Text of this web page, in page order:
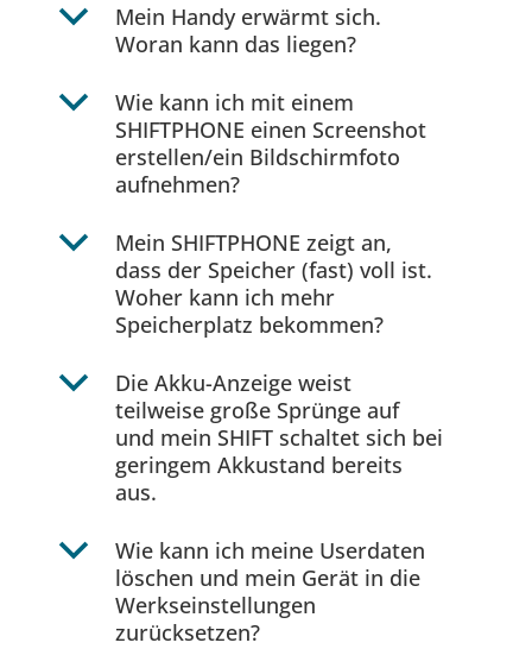
b
Mein Handy erwärmt sich.
Woran kann das liegen?
b
Wie kann ich mit einem
SHIFTPHONE einen Screenshot
erstellen/ein Bildschirmfoto
aufnehmen?
b
Mein SHIFTPHONE zeigt an,
dass der Speicher (fast) voll ist.
Woher kann ich mehr
Speicherplatz bekommen?
b
Die Akku-Anzeige weist
teilweise große Sprünge auf
und mein SHIFT schaltet sich bei
geringem Akkustand bereits
aus.
b
Wie kann ich meine Userdaten
löschen und mein Gerät in die
Werkseinstellungen
zurücksetzen?